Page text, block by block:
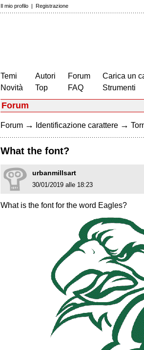
Il mio profilo | Registrazione
Temi
Novità
Autori
Top
Forum
FAQ
Carica un
Strumenti
Forum
Forum → Identificazione carattere →
What the font?
urbanmillsart
30/01/2019 alle 18:23
What is the font for the word Eagles?